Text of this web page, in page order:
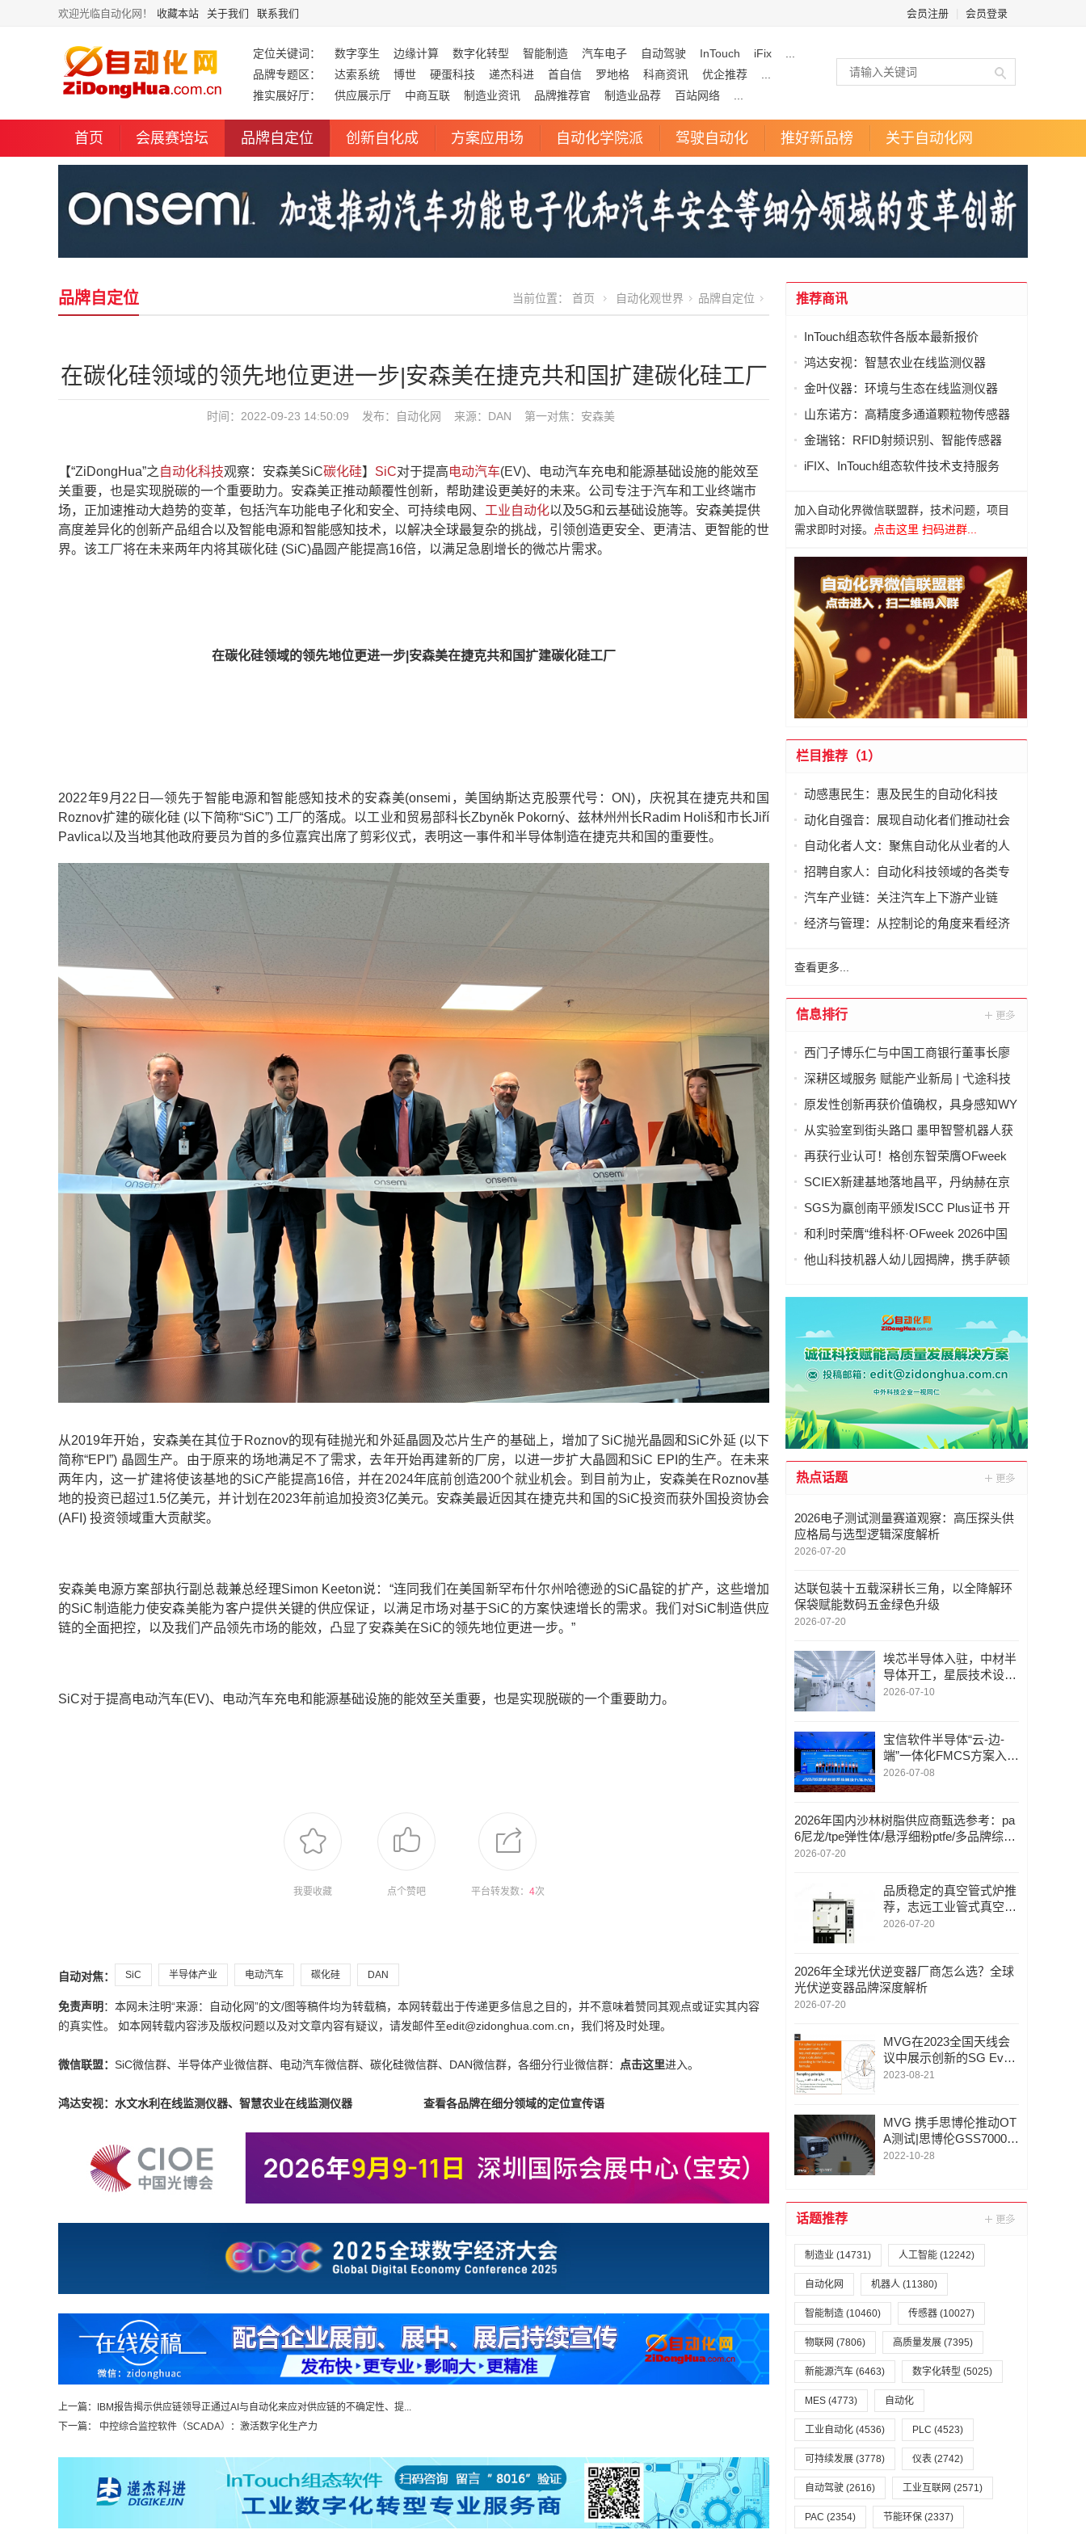
欢迎光临自动化网！ 收藏本站 关于我们 联系我们 会员注册 会员登录
定位关键词： 数字孪生 边缘计算 数字化转型 智能制造 汽车电子 自动驾驶 InTouch iFix
品牌专题区：
达索系统 博世 硬蛋科技 递杰科进 首自信 罗地格 科商资讯 优企推荐
推实展好厅：
供应展示厅 中商互联 制造业资讯 品牌推荐官 制造业品荐 百站网络
首页 会展赛培坛 品牌自定位 创新自化成 方案应用场 自动化学院派 驾驶自动化 推好新品榜 关于自动化网
品牌自定位 当前位置： 首页 自动化观世界 品牌自定位
在碳化硅领域的领先地位更进一步|安森美在捷克共和国扩建碳化硅工厂
时间：2022-09-23 14:50:09 发布： 自动化网 来源：DAN 第一对焦： 安森美
【“ZiDongHua”之 自动化科技观察：安森美SiC碳化硅】 SiC对于提高电动汽车(EV)、电动汽车充电和能源基础设施的能效至
关重要，也是实现脱碳的一个重要助力。安森美正推动颠覆性创新，帮助建设更美好的未来。公司专注于汽车和工业终端市
场，正加速推动大趋势的变革，包括汽车功能电子化和安全、可持续电网、 工业自动化以及5G和云基础设施等。安森美提供
高度差异化的创新产品组合以及智能电源和智能感知技术，以解决全球最复杂的挑战，引领创造更安全、更清洁、更智能的世
界。该工厂将在未来两年内将其碳化硅 (SiC)晶圆产能提高16倍，以满足急剧增长的微芯片需求。
在碳化硅领域的领先地位更进一步|安森美在捷克共和国扩建碳化硅工厂
2022年9月22日—领先于智能电源和智能感知技术的安森美(onsemi，美国纳斯达克股票代号：ON)，庆祝其在捷克共和国
Roznov扩建的碳化硅 (以下简称“SiC”) 工厂的落成。以工业和贸易部科长Zbyněk Pokorný、兹林州州长Radim Holiš和市长Jiří
Pavlica以及当地其他政府要员为首的多位嘉宾出席了剪彩仪式，表明这一事件和半导体制造在捷克共和国的重要性。
从2019年开始，安森美在其位于Roznov的现有硅抛光和外延晶圆及芯片生产的基础上，增加了SiC抛光晶圆和SiC外延 (以下
简称“EPI”) 晶圆生产。由于原来的场地满足不了需求，去年开始再建新的厂房，以进一步扩大晶圆和SiC EPI的生产。在未来
两年内，这一扩建将使该基地的SiC产能提高16倍，并在2024年底前创造200个就业机会。到目前为止，安森美在Roznov基
地的投资已超过1.5亿美元，并计划在2023年前追加投资3亿美元。安森美最近因其在捷克共和国的SiC投资而获外国投资协会
(AFI) 投资领域重大贡献奖。
安森美电源方案部执行副总裁兼总经理Simon Keeton说：“连同我们在美国新罕布什尔州哈德逊的SiC晶锭的扩产，这些增加
的SiC制造能力使安森美能为客户提供关键的供应保证，以满足市场对基于SiC的方案快速增长的需求。我们对SiC制造供应
链的全面把控，以及我们产品领先市场的能效，凸显了安森美在SiC的领先地位更进一步。”
SiC对于提高电动汽车(EV)、电动汽车充电和能源基础设施的能效至关重要，也是实现脱碳的一个重要助力。
我要收藏 点个赞吧 平台转发数： 4次
自动对焦： SiC 半导体产业 电动汽车 碳化硅 DAN
免责声明 ：本网未注明“来源：自动化网”的文/图等稿件均为转载稿，本网转载出于传递更多信息之目的，并不意味着赞同其观点或证实其内容
的真实性。 如本网转载内容涉及版权问题以及对文章内容有疑议，请发邮件至edit@zidonghua.com.cn，我们将及时处理。
微信联盟： SiC微信群、半导体产业微信群、电动汽车微信群、碳化硅微信群、DAN微信群，各细分行业微信群： 点击这里进入。
鸿达安视：水文水利在线监测仪器、智慧农业在线监测仪器 查看各品牌在细分领域的定位宣传语
上一篇：
IBM报告揭示供应链领导正通过AI与自动化来应对供应链的不确定性、提...
下一篇： 中控综合监控软件（SCADA）：激活数字化生产力
推荐商讯
InTouch组态软件各版本最新报价
鸿达安视：智慧农业在线监测仪器
金叶仪器：环境与生态在线监测仪器
山东诺方：高精度多通道颗粒物传感器
金瑞铭：RFID射频识别、智能传感器
iFIX、InTouch组态软件技术支持服务
加入自动化界微信联盟群，技术问题，项目
需求即时对接。
点击这里 扫码进群...
栏目推荐（1）
动感惠民生：惠及民生的自动化科技
动化自强音：展现自动化者们推动社会
进步发出的响亮声音
自动化者人文：聚焦自动化从业者的人
文思考
招聘自家人：自动化科技领域的各类专
家及人才需求资讯
汽车产业链：关注汽车上下游产业链
经济与管理：从控制论的角度来看经济
查看更多...
信息排行
西门子博乐仁与中国工商银行董事长廖
林在京签署战略合作备忘录
深耕区域服务 赋能产业新局 | 弋途科技
华南中心落地深圳，全域AIOT战略全面
原发性创新再获价值确权，具身感知WY
代表帕西尼入选未来产业定义者榜单
从实验室到街头路口 墨甲智警机器人获
虎啸双银奖
再获行业认可！格创东智荣膺OFweek
2026中国智能制造行业年度卓越领军企
SCIEX新建基地落地昌平，丹纳赫在京
布局第三座制造基地
SGS为赢创南平颁发ISCC Plus证书 开
启化工循环经济新历程
和利时荣膺“维科杯·OFweek 2026中国
智能制造行业年度卓越领军企业奖”，以
他山科技机器人幼儿园揭牌，携手萨顿
代”
热点话题
2026电子测试测量赛道观察：高压探头供
应格局与选型逻辑深度解析
2026-07-20
达联包装十五载深耕长三角，以全降解环
保袋赋能数码五金绿色升级
2026-07-20
埃芯半导体入驻，中材半
导体开工，星辰技术设备
搬入，光谷半导体产业链
2026-07-10
宝信软件半导体“云-边-
端”一体化FMCS方案入选
《智能制造系统解决方案
2026-07-08
2026年国内沙林树脂供应商甄选参考：pa
6尼龙/tpe弹性体/悬浮细粉ptfe/多品牌综合
评测与行业趋势分析
2026-07-20
品质稳定的真空管式炉推
荐，志远工业管式真空钎
焊炉原理与售后体系
2026-07-20
2026年全球光伏逆变器厂商怎么选？全球
光伏逆变器品牌深度解析
2026-07-20
MVG在2023全国天线会
议中展示创新的SG Evo
系统，在拱形环中采用M
2023-08-21
MVG 携手思博伦推动OT
A测试|思博伦GSS7000
GNSS模拟器已成功集成
2022-10-28
话题推荐
制造业 (14731) 人工智能 (12242)
自动化网 机器人 (11380)
智能制造 (10460) 传感器 (10027)
物联网 (7806) 高质量发展 (7395)
新能源汽车 (6463) 数字化转型 (5025)
MES (4773) 自动化
工业自动化 (4536) PLC (4523)
可持续发展 (3778) 仪表 (2742)
自动驾驶 (2616) 工业互联网 (2571)
PAC (2354) 节能环保 (2337)